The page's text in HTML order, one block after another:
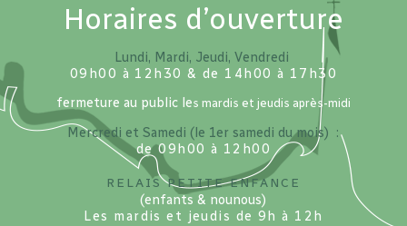
Horaires d’ouverture
Lundi, Mardi, Jeudi, Vendredi
09h00 à 12h30 & de 14h00 à 17h30
fermeture au public les mardis et jeudis après-midi
Mercredi et Samedi (le 1er samedi du mois) :
de 09h00 à 12h00
Relais petite enfance
(enfants & nounous)
Les mardis et jeudis de 9h à 12h